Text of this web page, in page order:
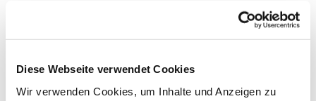
Diese Webseite verwendet Cookies
Wir verwenden Cookies, um Inhalte und Anzeigen zu